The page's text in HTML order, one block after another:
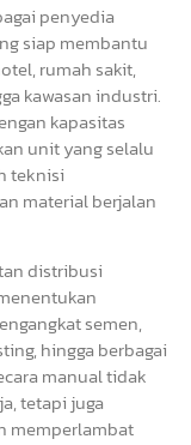
penyedia
siap membantu
rumah sakit,
kawasan industri.
kapasitas
unit yang selalu
teknisi
material berjalan
distribusi
semen,
hingga berbagai
manual tidak
tetapi juga
memperlambat